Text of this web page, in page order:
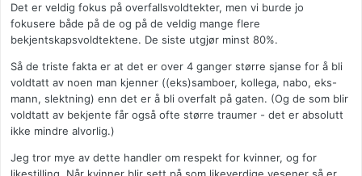
Det er veldig fokus på overfallsvoldtekter, men vi burde jo
fokusere både på de og på de veldig mange flere
bekjentskapsvoldtektene. De siste utgjør minst 80%.
Så de triste fakta er at det er over 4 ganger større sjanse for å bli
voldtatt av noen man kjenner ((eks)samboer, kollega, nabo, eks-
mann, slektning) enn det er å bli overfalt på gaten. (Og de som blir
voldtatt av bekjente får også ofte større traumer - det er absolutt
ikke mindre alvorlig.)
Jeg tror mye av dette handler om respekt for kvinner, og for